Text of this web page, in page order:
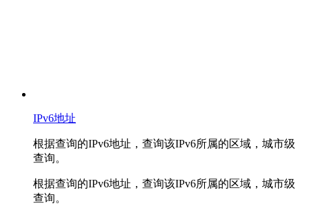
IPv6地址
根据查询的IPv6地址，查询该IPv6所属的区域，城市级
查询。
根据查询的IPv6地址，查询该IPv6所属的区域，城市级
查询。